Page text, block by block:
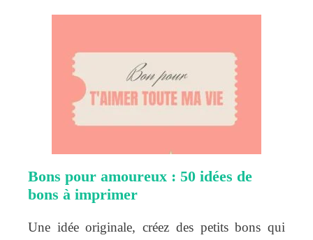
Bons pour amoureux : 50 idées de
bons à imprimer
Une idée originale, créez des petits bons qui